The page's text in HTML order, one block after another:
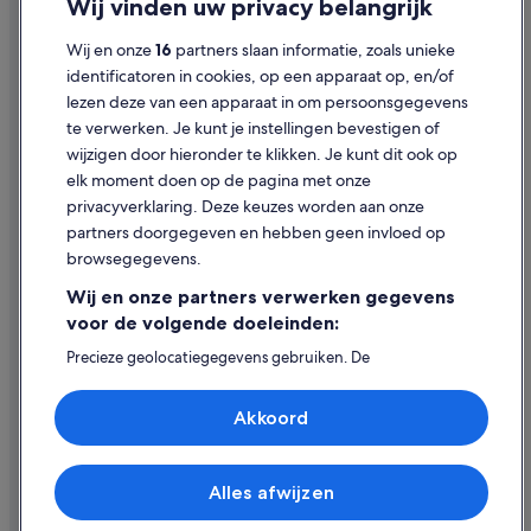
Hotels met zwembad in Leidschendam
Hotels voor shoppers in Leidschendam
Hotels met casino in Leidschendam
Strand in Leidschendam
Historische in Leidschendam
Luxe in Landen
Familie in Voorburg
Hotels met restaurant in Voorburg
Golf in Voorburg
Hotels met restaurant in Mariahoeve
Best Western-hotels in Leidschendam
Van der Valk Hotels in Leidschendam
Bastion Hotels in Leidschendam
Nh Hotels in Leidschendam
Gebruiksvoorwaarden
Juridische informatie/Contact
Inhoudsrichtlijnen en inhoud rapporteren
Hulp
Contact
Restitutieproces en tijdsbestek
Boek een vlucht met airlinetegoed
Internationale reisdocumenten
© 2026 Expedia, Inc. - een bedrijf van Expedia Group. Alle rechten
voorbehouden. Expedia en het Expedia-logo zijn handelsmerken of
Wij vinden uw privacy belangrijk
Wij en onze16 partners slaan informatie, zoals unieke
identificatoren in cookies, op een apparaat op, en/of
lezen deze van een apparaat in om persoonsgegevens
te verwerken. Je kunt je instellingen bevestigen of
wijzigen door hieronder te klikken. Je kunt dit ook op
elk moment doen op de pagina met onze
privacyverklaring. Deze keuzes worden aan onze
partners doorgegeven en hebben geen invloed op
browsegegevens.
Wij en onze partners verwerken gegevens
voor de volgende doeleinden:
Precieze geolocatiegegevens gebruiken. De
Informatie op een apparaat opslaan en/of openen.
Gepersonaliseerde advertenties en content, advertentie-
en contentmetingen, doelgroepenonderzoek en
Partnerlijst (derden)Alles afwijzen
Akkoord